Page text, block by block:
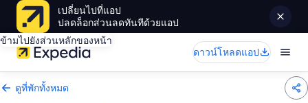
เปลี่ยนไปที่แอป
ปลดล็อกส่วนลดทันทีด้วยแอป
ข้ามไปยังส่วนหลักของหน้า
ดาวน์โหลดแอป
ดูที่พักทั้งหมด